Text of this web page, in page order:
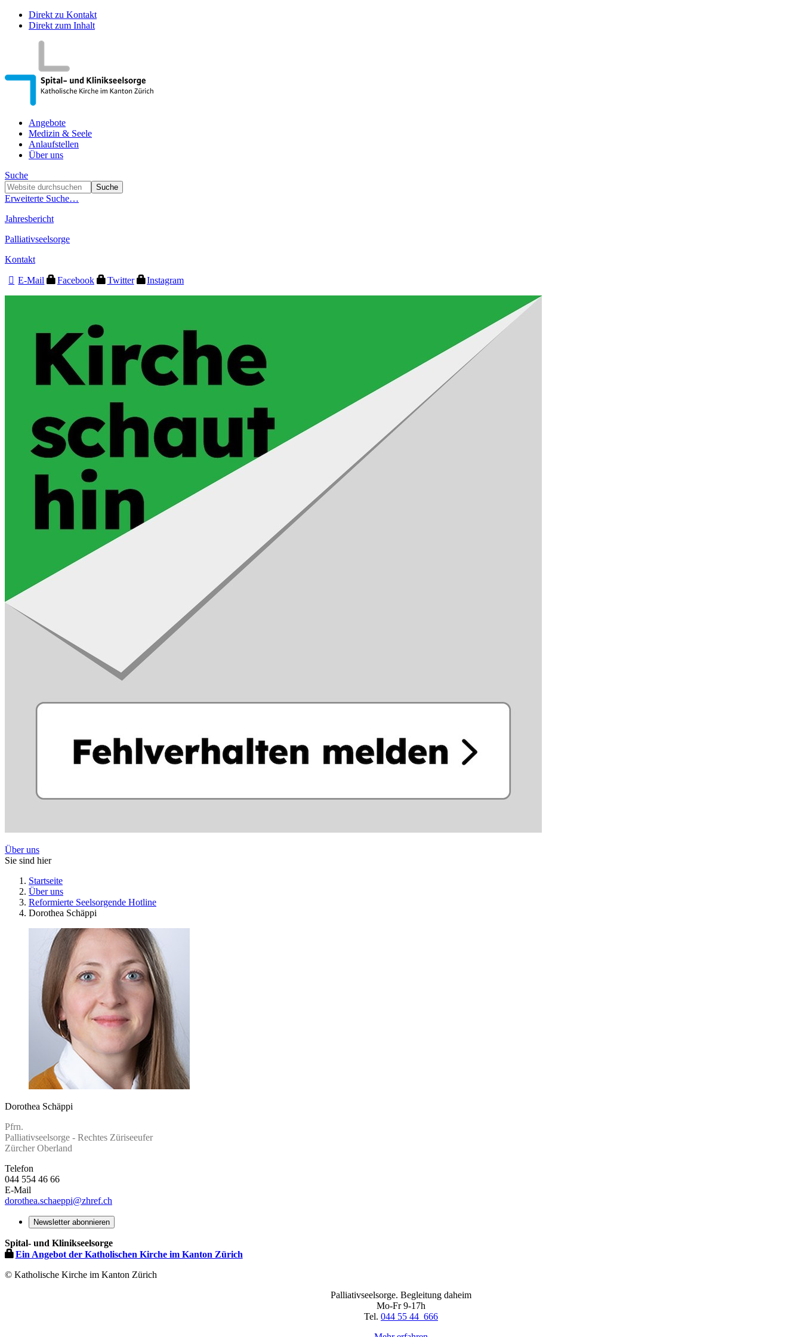
Direkt zu Kontakt
Direkt zum Inhalt
Angebote
Medizin & Seele
Anlaufstellen
Über uns
Suche
Erweiterte Suche…
Jahresbericht
Palliativseelsorge
Kontakt
E-Mail Facebook Twitter Instagram
Über uns
Sie sind hier
Startseite
Über uns
Reformierte Seelsorgende Hotline
Dorothea Schäppi
Dorothea Schäppi
Pfrn.
Palliativseelsorge - Rechtes Züriseeufer
Zürcher Oberland
Telefon
044 554 46 66
E-Mail
dorothea.schaeppi@zhref.ch
Newsletter abonnieren
Spital- und Klinikseelsorge
Ein Angebot der Katholischen Kirche im Kanton Zürich
© Katholische Kirche im Kanton Zürich
Palliativseelsorge. Begleitung daheim
Mo-Fr 9-17h
Tel. 044 55 44 666